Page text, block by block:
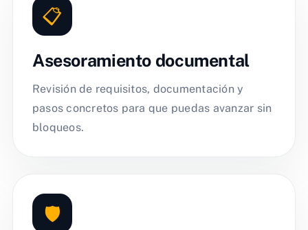
📋
Asesoramiento documental
Revisión de requisitos, documentación y
pasos concretos para que puedas avanzar sin
bloqueos.
🛡️